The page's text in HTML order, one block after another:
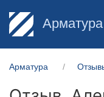
Арматура
Арматура